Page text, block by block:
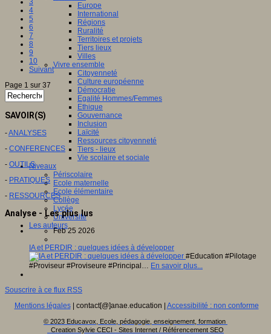
Europe
International
Régions
Ruralité
Territoires et projets
Tiers lieux
Villes
Vivre ensemble
Citoyenneté
Culture européenne
Démocratie
Egalité Hommes/Femmes
Ethique
Gouvernance
Inclusion
Laïcité
Ressources citoyenneté
Tiers - lieux
Vie scolaire et sociale
Niveaux
Périscolaire
Ecole maternelle
Ecole élémentaire
Collège
Lycée
Université
Les auteurs
4
5
6
7
8
9
10
Suivant
Page 1 sur 37
SAVOIR(S)
-ANALYSES
- CONFERENCES
- OUTILS
- PRATIQUES
- RESSOURCES
Analyse - Les plus lus
Feb 25 2026
IA et PERDIR : quelques idées à développer
#Education #Pilotage
#Proviseur #Proviseure #Principal… En savoir plus...
Souscrire à ce flux RSS
Mentions légales| contact[@]anae.education | Accessibilité : non conforme
© 2023 Educavox, Ecole, pédagogie, enseignement, formation
Creation Sylvie CECI - Sites Internet / Référencement SEO